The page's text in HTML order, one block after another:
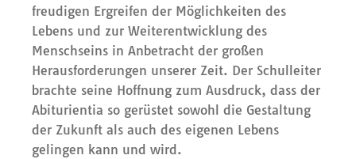
freudigen Ergreifen der Möglichkeiten des
Lebens und zur Weiterentwicklung des
Menschseins in Anbetracht der großen
Herausforderungen unserer Zeit. Der Schulleiter
brachte seine Hoffnung zum Ausdruck, dass der
Abiturientia so gerüstet sowohl die Gestaltung
der Zukunft als auch des eigenen Lebens
gelingen kann und wird.